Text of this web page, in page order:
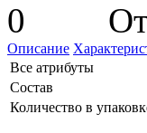
Описание
Все атрибуты
Состав
Количество в